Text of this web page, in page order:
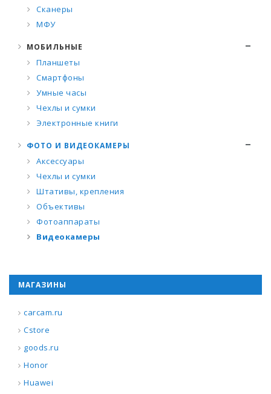
Сканеры
МФУ
МОБИЛЬНЫЕ
Планшеты
Смартфоны
Умные часы
Чехлы и сумки
Электронные книги
ФОТО И ВИДЕОКАМЕРЫ
Аксессуары
Чехлы и сумки
Штативы, крепления
Объективы
Фотоаппараты
Видеокамеры
МАГАЗИНЫ
carcam.ru
Cstore
goods.ru
Honor
Huawei